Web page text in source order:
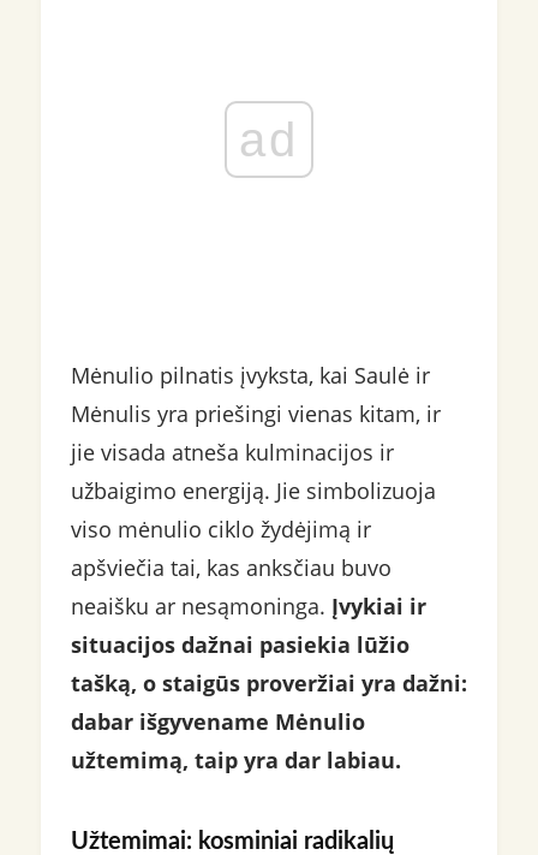
ad
Mėnulio pilnatis įvyksta, kai Saulė ir
Mėnulis yra priešingi vienas kitam, ir
jie visada atneša kulminacijos ir
užbaigimo energiją. Jie simbolizuoja
viso mėnulio ciklo žydėjimą ir
apšviečia tai, kas anksčiau buvo
neaišku ar nesąmoninga. Įvykiai ir
situacijos dažnai pasiekia lūžio
tašką, o staigūs proveržiai yra dažni:
dabar išgyvename Mėnulio
užtemimą, taip yra dar labiau.
Užtemimai: kosminiai radikalių